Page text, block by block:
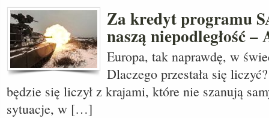
Za kredyt programu
naszą niepodległość
Europa, tak naprawdę, w
Dlaczego przestała się
będzie się liczył z krajami, które nie szanują
sytuacje, w […]